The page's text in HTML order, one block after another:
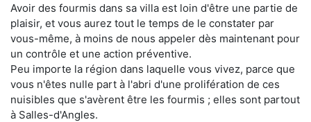
Avoir des fourmis dans sa villa est loin d'être une partie de
plaisir, et vous aurez tout le temps de le constater par
vous-même, à moins de nous appeler dès maintenant pour
un contrôle et une action préventive.
Peu importe la région dans laquelle vous vivez, parce que
vous n'êtes nulle part à l'abri d'une prolifération de ces
nuisibles que s'avèrent être les fourmis ; elles sont partout
à Salles-d'Angles.